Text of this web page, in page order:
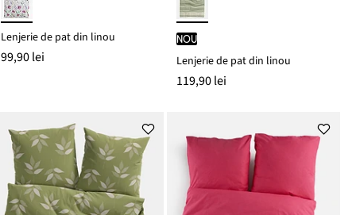
Lenjerie de pat din linou
99,90 lei
nou
Lenjerie de pat din linou
119,90 lei